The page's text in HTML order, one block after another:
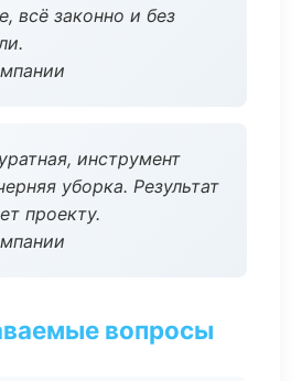
всё законно и без
инструмент
уборка. Результат
проекту.
вопросы